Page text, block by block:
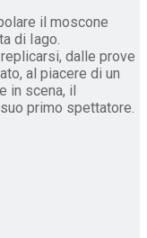
il moscone
di Iago.
dalle prove
al piacere di un
in scena, il
primo spettatore.